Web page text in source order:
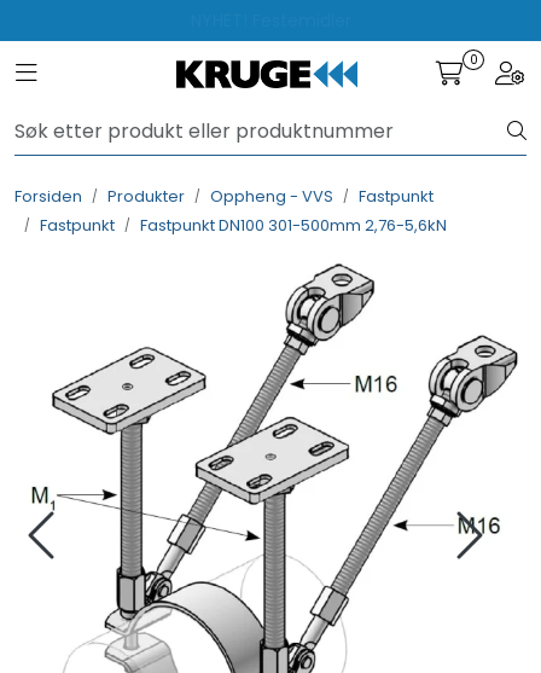
Toggle navigation 0
Forsiden Produkter Oppheng - VVS
Fastpunkt
Fastpunkt
Fastpunkt DN100 301-500mm 2,76-5,6kN
Rådgivning
Kontakt oss